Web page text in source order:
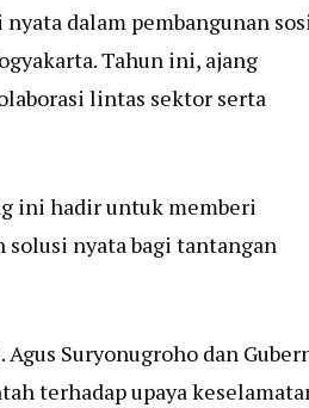
dalam pembangunan
Tahun ini, ajang
lintas sektor serta
ini hadir untuk memberi
nyata bagi tantangan
Suryonugroho dan
terhadap upaya